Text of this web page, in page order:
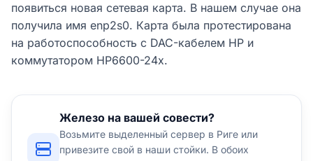
появиться новая сетевая карта. В нашем случае она
получила имя enp2s0. Карта была протестирована
на работоспособность с DAC-кабелем HP и
коммутатором HP6600-24x.
Железо на вашей совести?
Возьмите выделенный сервер в Риге или
привезите свой в наши стойки. В обоих